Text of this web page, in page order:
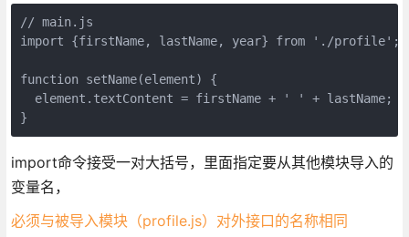
// main.js
import {firstName, lastName, year} from './profile';
function setName(element) {
  element.textContent = firstName + ' ' + lastName;
}
import命令接受一对大括号，里面指定要从其他模块导入的
变量名，
必须与被导入模块（profile.js）对外接口的名称相同